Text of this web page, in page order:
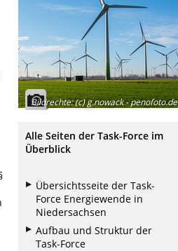
Bildrechte:(c) g.nowack - penofoto.de
Alle Seiten der Task-Force im
Überblick
Übersichtsseite der Task-
Force Energiewende in
Niedersachsen
Aufbau und Struktur der
Task-Force